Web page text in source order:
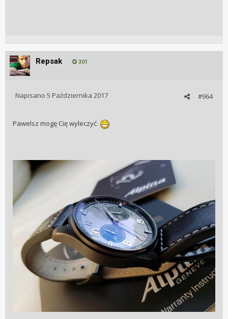
Repsak 301
#964
Napisano 5 Października 2017
Pawelsz mogę Cię wyleczyć.